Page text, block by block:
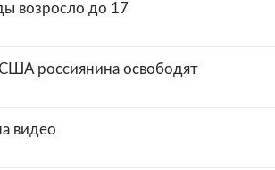
возросло до 17
россиянина освободят
видео